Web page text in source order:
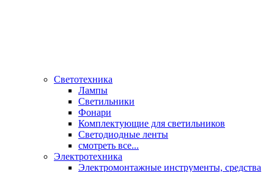
Светотехника
Лампы
Светильники
Фонари
Комплектующие для светильников
Светодиодные ленты
смотреть все...
Электротехника
Электромонтажные инструменты, средства